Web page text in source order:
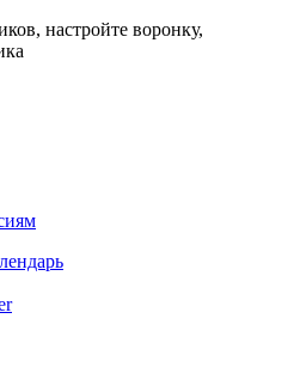
настройте воронку,